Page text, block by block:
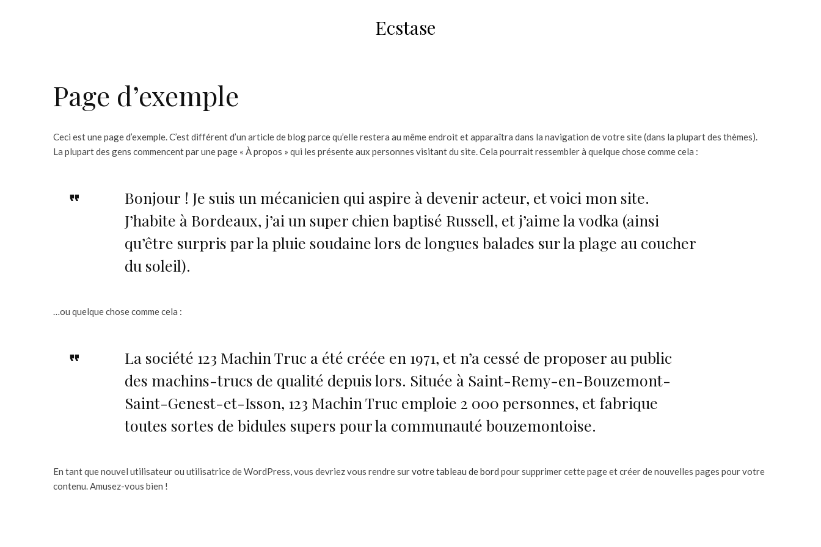
Ecstase
Page d’exemple
Ceci est une page d’exemple. C’est différent d’un article de blog parce qu’elle restera au même endroit et apparaîtra dans la navigation de votre site (dans la plupart des thèmes).
La plupart des gens commencent par une page « À propos » qui les présente aux personnes visitant du site. Cela pourrait ressembler à quelque chose comme cela :
Bonjour ! Je suis un mécanicien qui aspire à devenir acteur, et voici mon site.
J’habite à Bordeaux, j’ai un super chien baptisé Russell, et j’aime la vodka (ainsi
qu’être surpris par la pluie soudaine lors de longues balades sur la plage au coucher
du soleil).
…ou quelque chose comme cela :
La société 123 Machin Truc a été créée en 1971, et n’a cessé de proposer au public
des machins-trucs de qualité depuis lors. Située à Saint-Remy-en-Bouzemont-
Saint-Genest-et-Isson, 123 Machin Truc emploie 2 000 personnes, et fabrique
toutes sortes de bidules supers pour la communauté bouzemontoise.
En tant que nouvel utilisateur ou utilisatrice de WordPress, vous devriez vous rendre survotre tableau de bord pour supprimer cette page et créer de nouvelles pages pour votre
contenu. Amusez-vous bien !